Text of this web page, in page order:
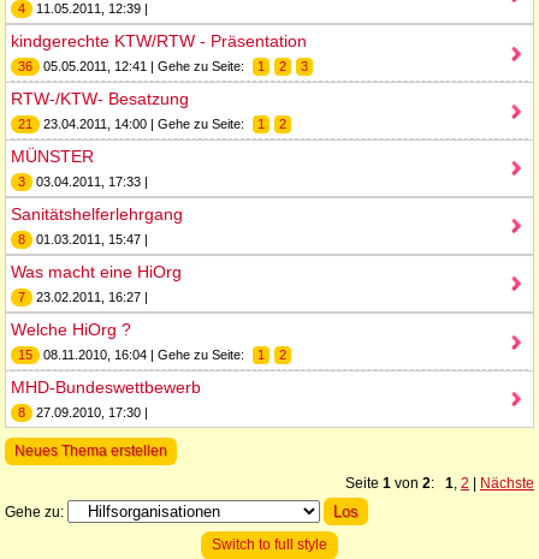
4 11.05.2011, 12:39 |
kindgerechte KTW/RTW - Präsentation
36 05.05.2011, 12:41 | Gehe zu Seite: 1 2 3
RTW-/KTW- Besatzung
21 23.04.2011, 14:00 | Gehe zu Seite: 1 2
MÜNSTER
3 03.04.2011, 17:33 |
Sanitätshelferlehrgang
8 01.03.2011, 15:47 |
Was macht eine HiOrg
7 23.02.2011, 16:27 |
Welche HiOrg ?
15 08.11.2010, 16:04 | Gehe zu Seite: 1 2
MHD-Bundeswettbewerb
8 27.09.2010, 17:30 |
Neues Thema erstellen
Seite 1 von 2: 1, 2
Nächste
Gehe zu:
Switch to full style